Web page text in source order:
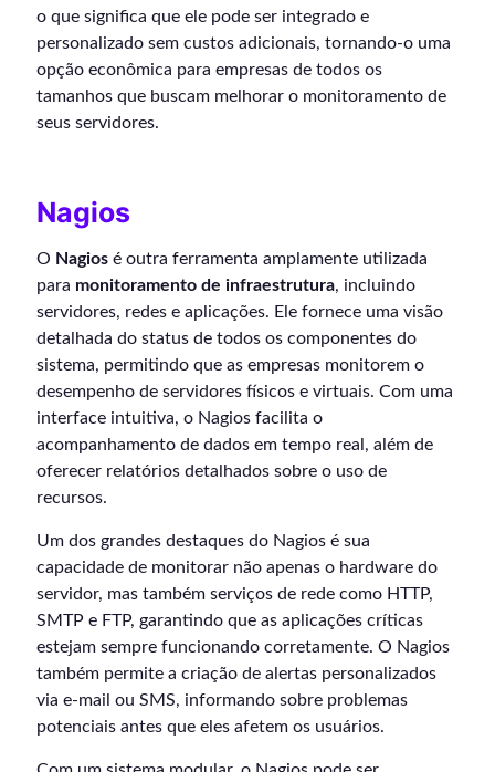
o que significa que ele pode ser integrado e
personalizado sem custos adicionais, tornando-o uma
opção econômica para empresas de todos os
tamanhos que buscam melhorar o monitoramento de
seus servidores.
Nagios
O Nagios é outra ferramenta amplamente utilizada
para monitoramento de infraestrutura, incluindo
servidores, redes e aplicações. Ele fornece uma visão
detalhada do status de todos os componentes do
sistema, permitindo que as empresas monitorem o
desempenho de servidores físicos e virtuais. Com uma
interface intuitiva, o Nagios facilita o
acompanhamento de dados em tempo real, além de
oferecer relatórios detalhados sobre o uso de
recursos.
Um dos grandes destaques do Nagios é sua
capacidade de monitorar não apenas o hardware do
servidor, mas também serviços de rede como HTTP,
SMTP e FTP, garantindo que as aplicações críticas
estejam sempre funcionando corretamente. O Nagios
também permite a criação de alertas personalizados
via e-mail ou SMS, informando sobre problemas
potenciais antes que eles afetem os usuários.